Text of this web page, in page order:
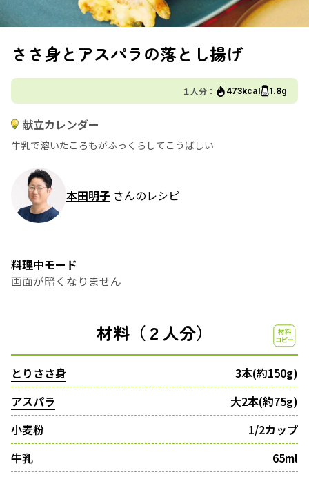
ささ身とアスパラの落とし揚げ
１人分： 473kcal 1.8g
献立カレンダー
牛乳で溶いたころもがふっくらしてこうばしい
本田明子 さんのレシピ
料理中モード
画面が暗くなりません
材料（２人分）
とりささ身
3本(約150g)
アスパラ
大2本(約75g)
小麦粉
1/2カップ
牛乳
65ml